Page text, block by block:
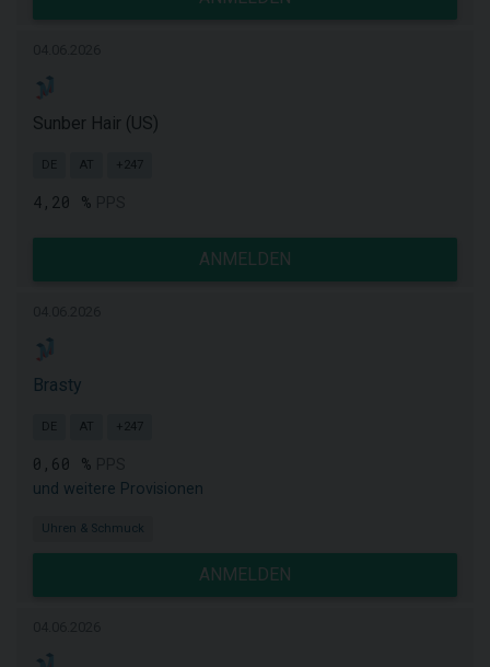
Sunber Hair (US)
DE AT +247
4,20 %
ANMELDEN
Brasty
DE AT +247
0,60 %
und weitere Provisionen
Uhren & Schmuck
ANMELDEN